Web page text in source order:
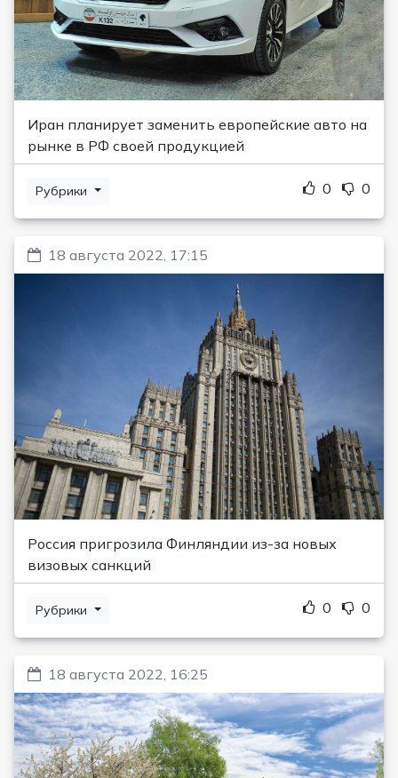
Иран планирует заменить европейские авто на
рынке в РФ своей продукцией
Рубрики 0 0
18 августа 2022, 17:15
Россия пригрозила Финляндии из-за новых
визовых санкций
Рубрики 0 0
18 августа 2022, 16:25